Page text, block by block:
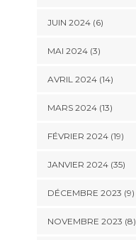
JUIN 2024 (6)
MAI 2024 (3)
AVRIL 2024 (14)
MARS 2024 (13)
FÉVRIER 2024 (19)
JANVIER 2024 (35)
DÉCEMBRE 2023 (9)
NOVEMBRE 2023 (8)